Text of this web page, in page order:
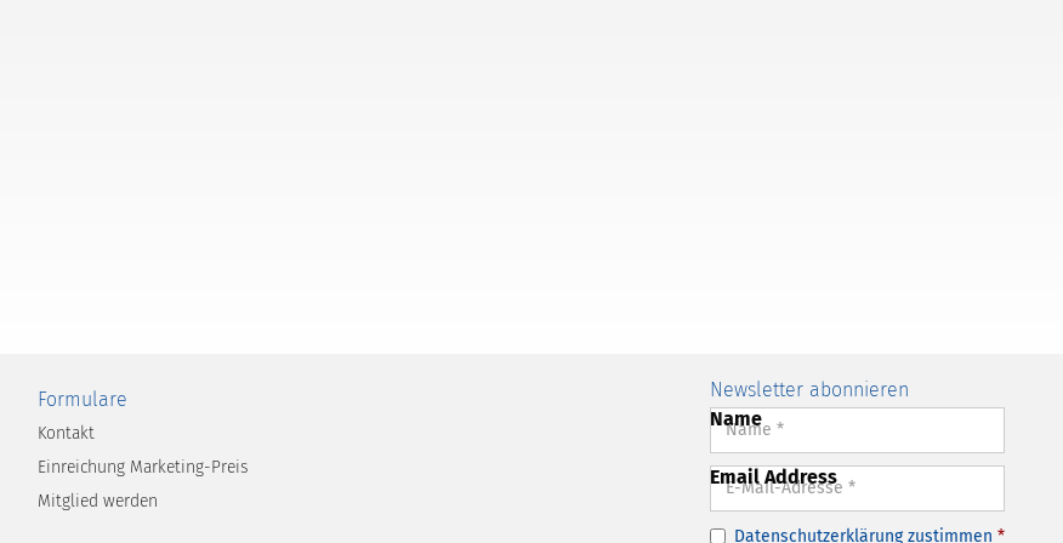
Formulare
Kontakt
Einreichung Marketing-Preis
Mitglied werden
Newsletter abonnieren
Name
Email Address
Datenschutzerklärungzustimmen *